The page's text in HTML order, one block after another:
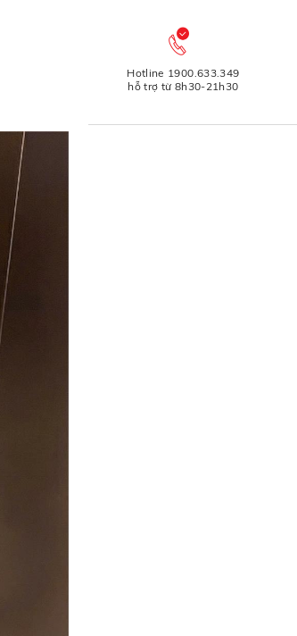
Hotline 1900.633.349
hỗ trợ từ 8h30-21h30